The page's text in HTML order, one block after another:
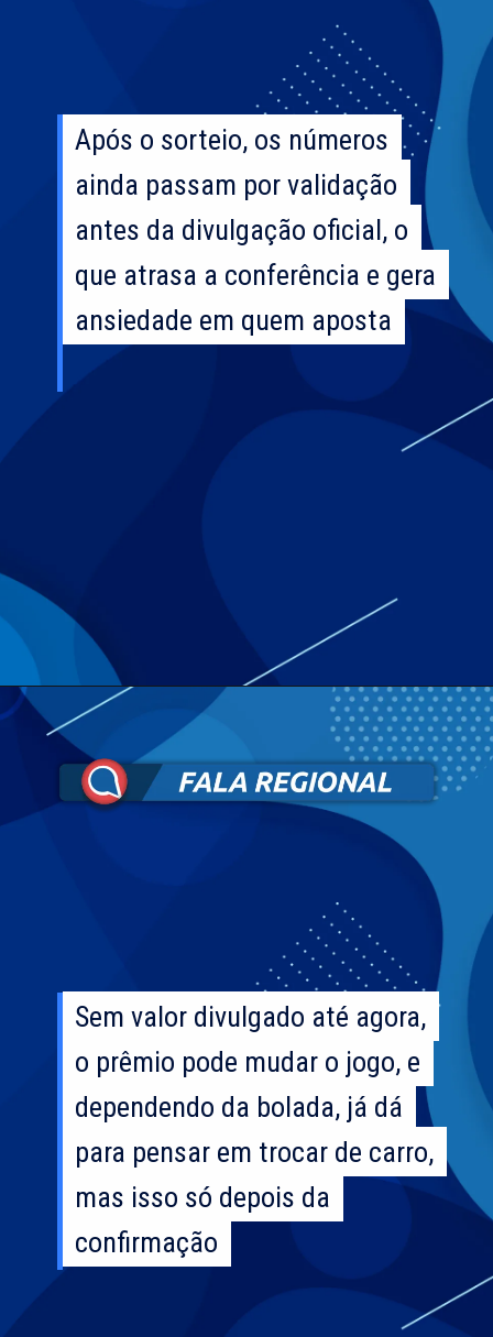
Após o sorteio, os números
ainda passam por validação
antes da divulgação oficial, o
que atrasa a conferência e gera
ansiedade em quem aposta
Após o sorteio, os números
ainda passam por validação
antes da divulgação oficial, o
que atrasa a conferência e gera
ansiedade em quem aposta
Sem valor divulgado até agora,
o prêmio pode mudar o jogo, e
dependendo da bolada, já dá
para pensar em trocar de carro,
mas isso só depois da
confirmação
Sem valor divulgado até agora,
o prêmio pode mudar o jogo, e
dependendo da bolada, já dá
para pensar em trocar de carro,
mas isso só depois da
confirmação